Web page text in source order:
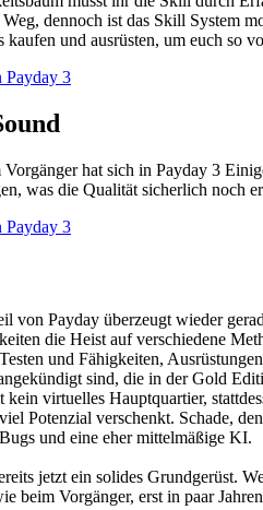
Weg, dennoch ist das Skill System
kaufen und ausrüsten, um euch so
hat sich in Payday 3
was die Qualität sicherlich noch
von Payday überzeugt wieder
die Heist auf verschiedene
und Fähigkeiten,
sind, die in der Gold
kein virtuelles Hauptquartier,
Potenzial verschenkt. Schade,
und eine eher mittelmäßige KI.
jetzt ein solides Grundgerüst.
beim Vorgänger, erst in paar